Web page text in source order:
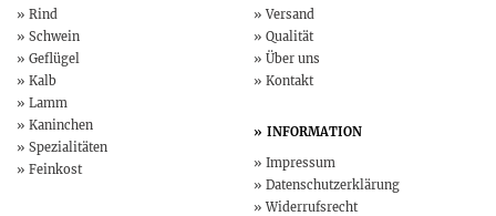
Rind
Schwein
Geflügel
Kalb
Lamm
Kaninchen
Spezialitäten
Feinkost
Versand
Qualität
Über uns
Kontakt
INFORMATION
Impressum
Datenschutz­erklärung
Widerruf­srecht